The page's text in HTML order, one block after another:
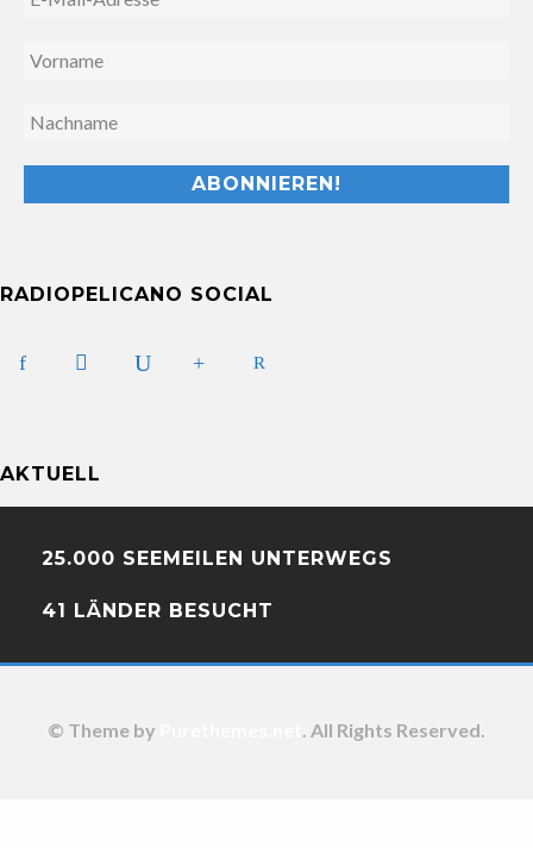
RADIOPELICANO SOCIAL
AKTUELL
25.000 SEEMEILEN UNTERWEGS
41 LÄNDER BESUCHT
© Theme by . All Rights Reserved.